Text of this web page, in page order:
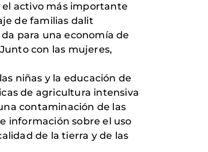
el activo más importante
de familias dalit
para una economía de
con las mujeres,
niñas y la educación de
de agricultura intensiva
contaminación de las
información sobre el uso
de la tierra y de las